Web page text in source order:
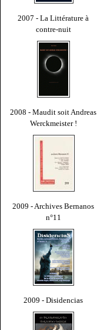
2007 - La Littérature à
contre-nuit
2008 - Maudit soit Andreas
Werckmeister !
2009 - Archives Bernanos
n°11
2009 - Disidencias